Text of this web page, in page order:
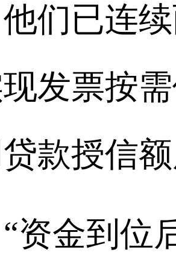
们已连
发票按
款授信
金到位后